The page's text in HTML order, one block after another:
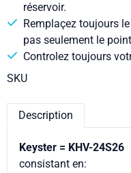
réservoir.
Remplaçez toujours
pas seulement le
Controlez toujours
SKU
Description
Keyster = KHV-24S26
consistant en: